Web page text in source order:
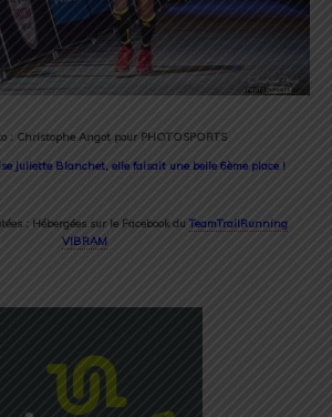
: Christophe Angot pour PHOTOSPORTS
Juliette Blanchet, elle faisait une belle 6ème place !
: Hébergées sur le Facebook duTeamTrailRunning
VIBRAM